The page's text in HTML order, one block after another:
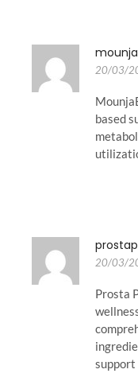
20/03/
based
20/03/
Prosta